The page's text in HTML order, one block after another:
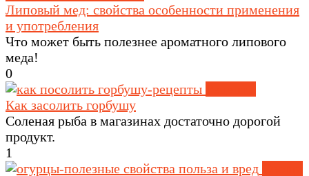
Липовый мед: свойства особенности применения
и употребления
Что может быть полезнее ароматного липового
меда!
0
Как засолить горбушу
Соленая рыба в магазинах достаточно дорогой
продукт.
1